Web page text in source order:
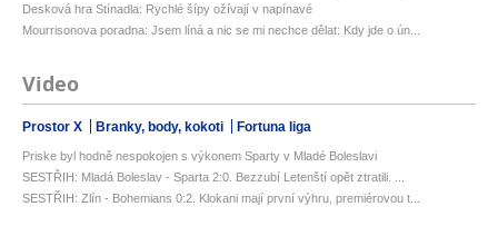
Desková hra Stínadla: Rychlé šípy ožívají v napínavé
Mourrisonova poradna: Jsem líná a nic se mi nechce dělat: Kdy jde o ún...
Video
Prostor X Branky, body, kokoti Fortuna liga
Priske byl hodně nespokojen s výkonem Sparty v Mladé Boleslavi
SESTŘIH: Mladá Boleslav - Sparta 2:0. Bezzubí Letenští opět ztratili. ...
SESTŘIH: Zlín - Bohemians 0:2. Klokani mají první výhru, premiérovou t...